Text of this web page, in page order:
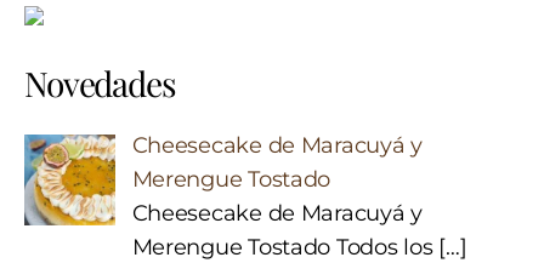
Novedades
Cheesecake de Maracuyá y
Merengue Tostado
Cheesecake de Maracuyá y
Merengue Tostado Todos los […]